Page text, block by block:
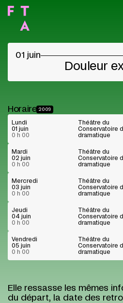
01 juin
Douleur
Elle ressasse les mêmes
du départ, la date des
Horaire 2009
Lundi
01 juin
0 h 00
Théâtre du
Conservatoire
dramatique
Mardi
02 juin
0 h 00
Théâtre du
Conservatoire
dramatique
Mercredi
03 juin
0 h 00
Théâtre du
Conservatoire
dramatique
Jeudi
04 juin
0 h 00
Théâtre du
Conservatoire
dramatique
Vendredi
05 juin
0 h 00
Théâtre du
Conservatoire
dramatique